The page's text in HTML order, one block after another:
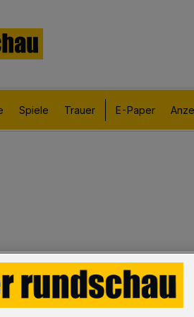
Spiele Trauer E-Paper